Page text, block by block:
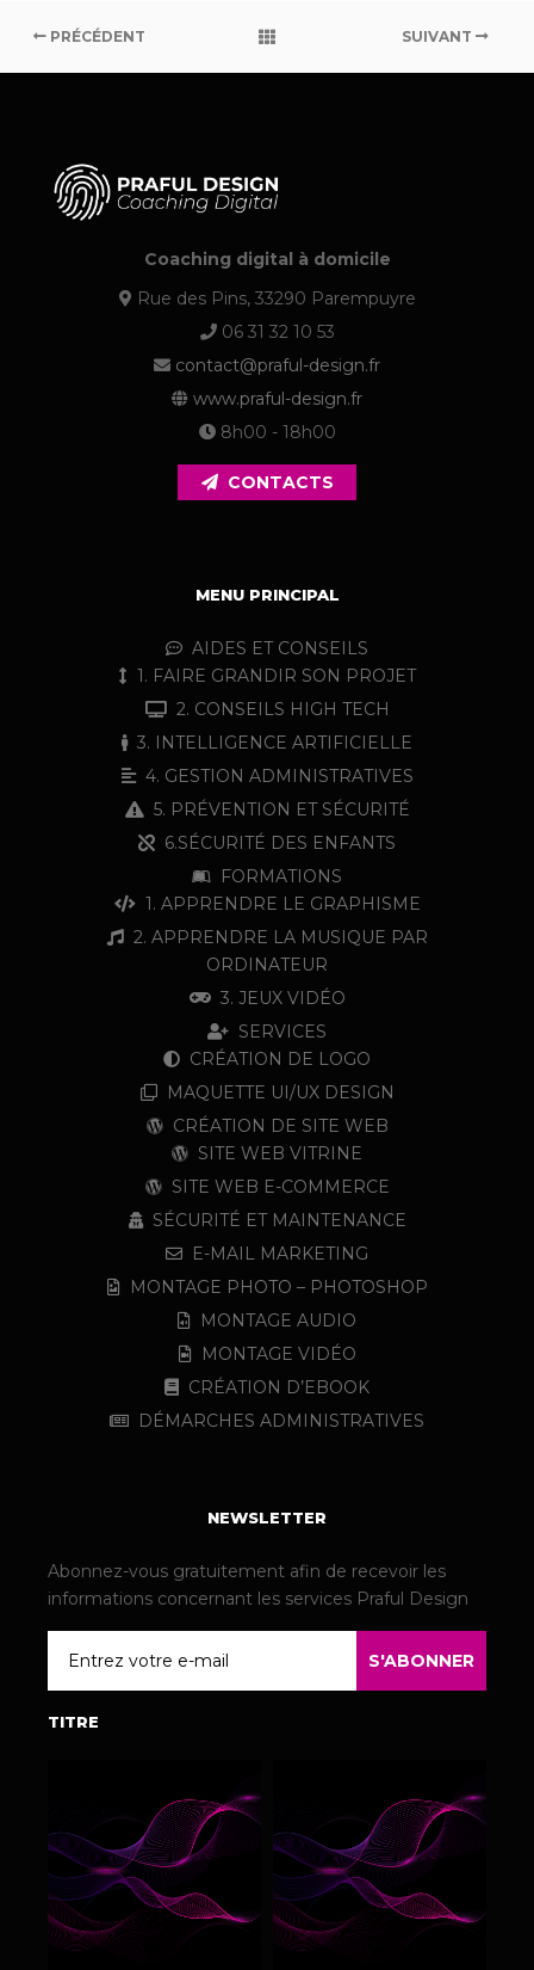
PRÉCÉDENT SUIVANT
Coaching digital à domicile
Rue des Pins, 33290 Parempuyre
06 31 32 10 53
contact@praful-design.fr
www.praful-design.fr
8h00 - 18h00
CONTACTS
MENU PRINCIPAL
AIDES ET CONSEILS
1. FAIRE GRANDIR SON PROJET
2. CONSEILS HIGH TECH
3. INTELLIGENCE ARTIFICIELLE
4. GESTION ADMINISTRATIVES
5. PRÉVENTION ET SÉCURITÉ
6.SÉCURITÉ DES ENFANTS
FORMATIONS
1. APPRENDRE LE GRAPHISME
2. APPRENDRE LA MUSIQUE PAR
ORDINATEUR
3. JEUX VIDÉO
SERVICES
CRÉATION DE LOGO
MAQUETTE UI/UX DESIGN
CRÉATION DE SITE WEB
SITE WEB VITRINE
SITE WEB E-COMMERCE
SÉCURITÉ ET MAINTENANCE
E-MAIL MARKETING
MONTAGE PHOTO – PHOTOSHOP
MONTAGE AUDIO
MONTAGE VIDÉO
CRÉATION D’EBOOK
DÉMARCHES ADMINISTRATIVES
NEWSLETTER
Abonnez-vous gratuitement afin de recevoir les
informations concernant les services Praful Design
S'ABONNER
TITRE